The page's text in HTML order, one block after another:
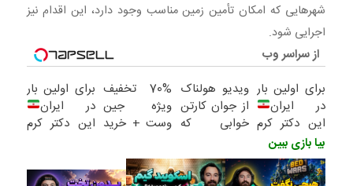
شهرهایی که امکان تأمین زمین مناسب وجود دارد، این اقدام نیز
اجرایی شود.
از سراسر وب
برای اولین بار
در ایران
این دکتر کرم
ترمیم کننده
23 روزه
ساخت!
ویدیو هولناک
از جوان کارتن
خوابی که
آموزش رایگان
70% تخفیف
ویژه جین
وست + خرید
برای اولین بار
در ایران
این دکتر کرم
ساخت!
بیا بازی ببین